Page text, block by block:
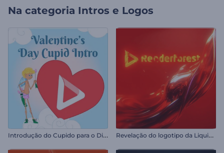
Na categoria Intros e Logos
I
ntrodução do Cupido para o Dia dos Namorados R
evelação do logotipo da Liquid Fusion